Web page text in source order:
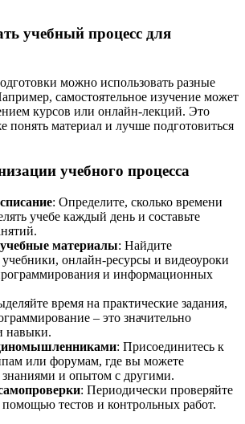
учебный процесс для
можно использовать разные
самостоятельное изучение может
курсов или онлайн-лекций. Это
понять материал и лучше подготовиться
учебного процесса
: Определите, сколько времени
учебе каждый день и составьте
материалы: Найдите
учебники, онлайн-ресурсы и видеоуроки
и информационных
время на практические задания,
– это значительно
навыки.
: Присоединитесь к
или форумам, где вы можете
знаниями и опытом с другими.
: Периодически проверяйте
помощью тестов и контрольных работ.